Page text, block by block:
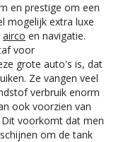
en prestige om een
mogelijk extra luxe
airco en navigatie.
voor
grote auto's is, dat
Ze vangen veel
verbruik enorm
ook voorzien van
voorkomt dat men
om de tank